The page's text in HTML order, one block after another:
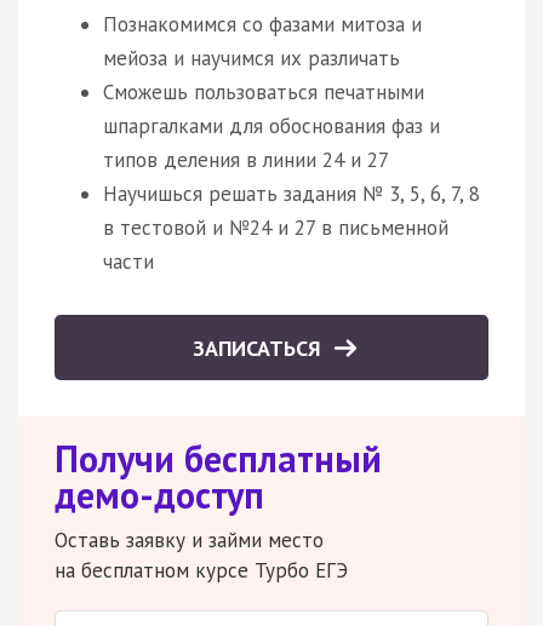
Познакомимся со фазами митоза и
мейоза и научимся их различать
Сможешь пользоваться печатными
шпаргалками для обоснования фаз и
типов деления в линии 24 и 27
Научишься решать задания № 3, 5, 6, 7, 8
в тестовой и №24 и 27 в письменной
части
ЗАПИСАТЬСЯ
Получи бесплатный
демо-доступ
Оставь заявку и займи место
на бесплатном курсе Турбо ЕГЭ